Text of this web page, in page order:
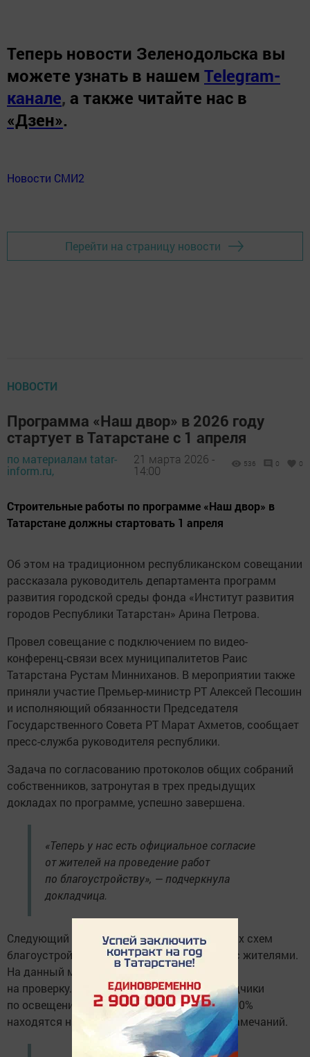
Теперь новости Зеленодольска вы
можете узнать в нашем Telegram-
канале, а также читайте нас в
«Дзен».
Новости СМИ2
Перейти на страницу новости
НОВОСТИ
Программа «Наш двор» в 2026 году
стартует в Татарстане с 1 апреля
по материалам tatar-
inform.ru,
21 марта 2026 -
14:00
536 0 0
Строительные работы по программе «Наш двор» в
Татарстане должны стартовать 1 апреля
Об этом на традиционном республиканском совещании
рассказала руководитель департамента программ
развития городской среды фонда «Институт развития
городов Республики Татарстан» Арина Петрова.
Провел совещание с подключением по видео-
конференц-связи всех муниципалитетов Раис
Татарстана Рустам Минниханов. В мероприятии также
приняли участие Премьер-министр РТ Алексей Песошин
и исполняющий обязанности Председателя
Государственного Совета РТ Марат Ахметов, сообщает
пресс-служба руководителя республики.
Задача по согласованию протоколов общих собраний
собственников, затронутая в трех предыдущих
докладах по программе, успешно завершена.
«Теперь у нас есть официальное согласие
от жителей на проведение работ
по благоустройству», — подчеркнула
докладчица.
Следующий этап — это подготовка итоговых схем
благоустройства для предстоящих встреч с жителями.
На данный момент все 560 схем загружены
на проверку. Технический заказчик и подрядчики
по освещению проверяют 29% схем, а еще 20%
находятся на доработке после получения замечаний.